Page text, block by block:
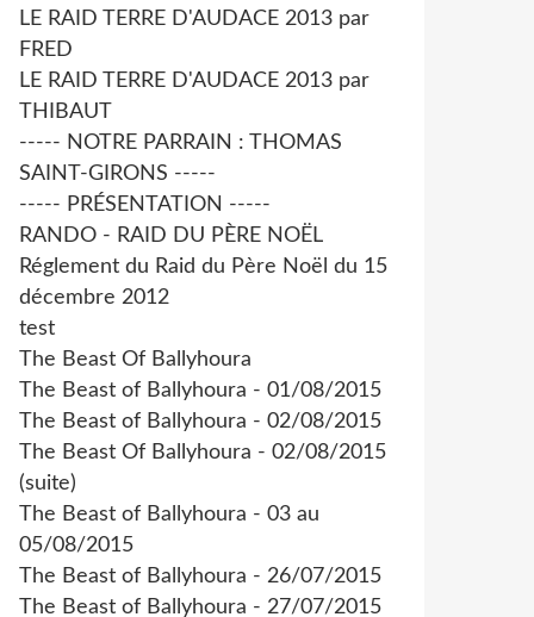
LE RAID TERRE D'AUDACE 2013 par
FRED
LE RAID TERRE D'AUDACE 2013 par
THIBAUT
----- NOTRE PARRAIN : THOMAS
SAINT-GIRONS -----
----- PRÉSENTATION -----
RANDO - RAID DU PÈRE NOËL
Réglement du Raid du Père Noël du 15
décembre 2012
test
The Beast Of Ballyhoura
The Beast of Ballyhoura - 01/08/2015
The Beast of Ballyhoura - 02/08/2015
The Beast Of Ballyhoura - 02/08/2015
(suite)
The Beast of Ballyhoura - 03 au
05/08/2015
The Beast of Ballyhoura - 26/07/2015
The Beast of Ballyhoura - 27/07/2015